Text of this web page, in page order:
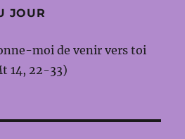
JOUR
moi de venir vers toi
14, 22-33)